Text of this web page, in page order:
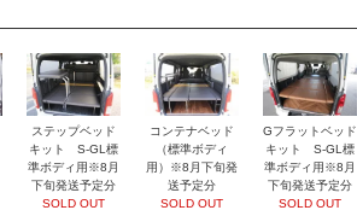
ステップベッド
キット S-GL標
準ボディ用※8月
下旬発送予定分
SOLD OUT
コンテナベッド
（標準ボディ
用）※8月下旬発
送予定分
SOLD OUT
Gフラットベッド
キット S-GL標
準ボディ用※8月
下旬発送予定分
SOLD OUT